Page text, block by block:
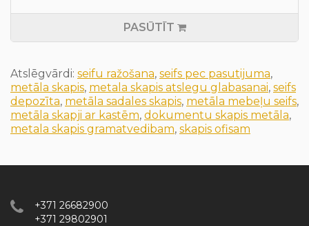
PASŪTĪT
Atslēgvārdi: seifu ražošana, seifs pec pasutijuma,
metāla skapis, metala skapis atslegu glabasanai, seifs
depozīta, metāla sadales skapis, metāla mebeļu seifs,
metāla skapji ar kastēm, dokumentu skapis metāla,
metala skapis gramatvedibam, skapis ofisam
+371 26682900
+371 29802901